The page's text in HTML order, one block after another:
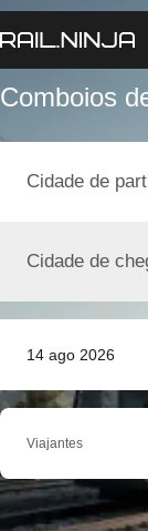
Comboios
14 ago 2026
Cidade de
Cidade de
Viajantes